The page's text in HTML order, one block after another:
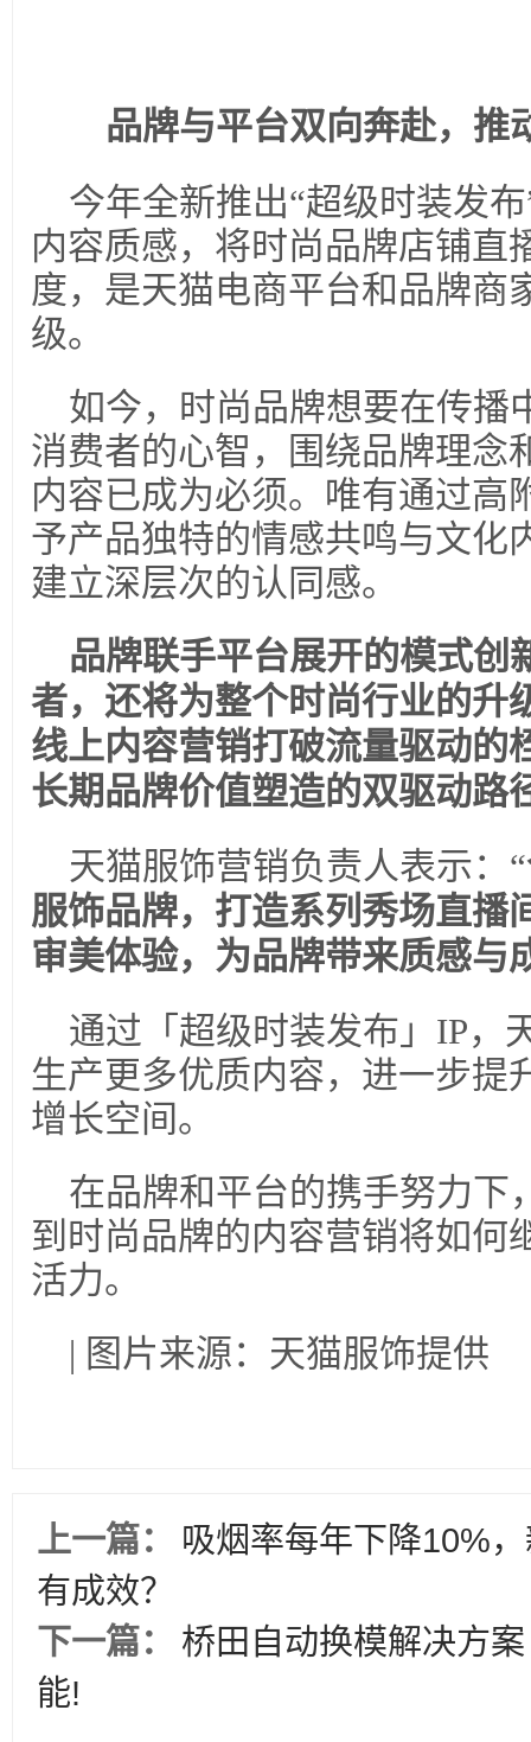
品牌与平台双向奔赴，推
今年全新推出“超级时装发
内容质感，将时尚品牌店铺直
度，是天猫电商平台和品牌商
级。
如今，时尚品牌想要在传播
消费者的心智，围绕品牌理念
内容已成为必须。唯有通过高
予产品独特的情感共鸣与文化
建立深层次的认同感。
品牌联手平台展开的模式创
者，还将为整个时尚行业的升
线上内容营销打破流量驱动的
长期品牌价值塑造的双驱动路
天猫服饰营销负责人表示：“
服饰品牌，打造系列秀场直播
审美体验，为品牌带来质感与
通过「超级时装发布」IP，
生产更多优质内容，进一步提
增长空间。
在品牌和平台的携手努力下
到时尚品牌的内容营销将如何
活力。
| 图片来源：天猫服饰提供
上一篇：
吸烟率每年下降10%
有成效？
下一篇：
桥田自动换模解决方
能!